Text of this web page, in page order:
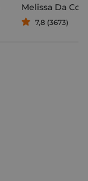
Melissa Da
7,8 (3673)